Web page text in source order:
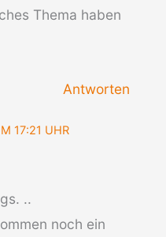
Thema haben
Antworten
17:21 UHR
..
noch ein